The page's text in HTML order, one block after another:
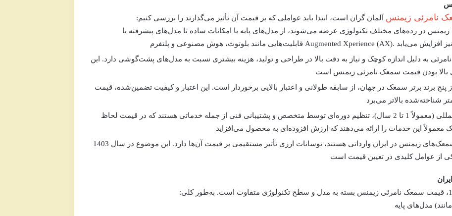
نامرئی زیمنس آلمان گران است، ابتدا باید عواملی که بر قیمت آن تأثیر می‌گذارند را بررسی کنیم:
در رده‌های مختلف تکنولوژی عرضه می‌شوند، از مدل‌های پایه با امکانات ساده تا مدل‌های پیشرفته با
به دلیل اندازه کوچک و نیاز به دقت بالا در طراحی و تولید، هزینه بیشتری نسبت به مدل‌های پشت‌گوشی دارد. این
بودن قیمت سمعک نامرئی زیمنس
پنج برند برتر سمعک در جهان، از سابقه طولانی و اعتبار بالایی برخوردار است. این اعتبار و کیفیت تضمین‌شده، قیمت
گارانتی بین‌المللی (معمولاً 1 تا 2 سال)، تنظیم دوره‌ای توسط متخصص و پشتیبانی فنی از جمله خدماتی هستند که در قیمت لحاظ
از آنجا که سمعک‌های زیمنس در ایران وارداتی هستند، نوسانات ارزی تأثیر مستقیمی بر قیمت آن‌ها دارد. این موضوع در سال 1403
قیمت سمعک نامرئی زیمنس بسته به مدل و سطح تکنولوژی متفاوت است. به‌طور کلی: